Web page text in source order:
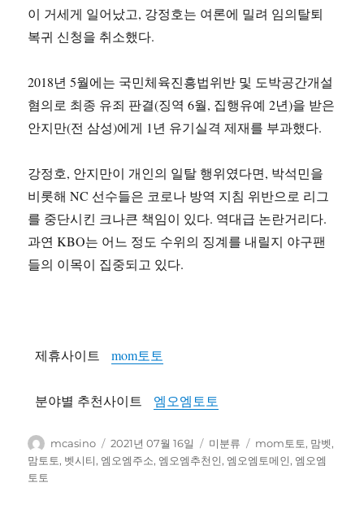
이 거세게 일어났고, 강정호는 여론에 밀려 임의탈퇴
복귀 신청을 취소했다.
2018년 5월에는 국민체육진흥법위반 및 도박공간개설
혐의로 최종 유죄 판결(징역 6월, 집행유예 2년)을 받은
안지만(전 삼성)에게 1년 유기실격 제재를 부과했다.
강정호, 안지만이 개인의 일탈 행위였다면, 박석민을
비롯해 NC 선수들은 코로나 방역 지침 위반으로 리그
를 중단시킨 크나큰 책임이 있다. 역대급 논란거리다.
과연 KBO는 어느 정도 수위의 징계를 내릴지 야구팬
들의 이목이 집중되고 있다.
제휴사이트mom토토
분야별 추천사이트 엠오엠토토
글
쓴
mcasino
작
성
2021년 07월 16일
카
테
미분류
태
그
mom토토, 맘벳,
맘토토, 벳시티, 엠오엠주소, 엠오엠추천인, 엠오엠토메인, 엠오엠
토토